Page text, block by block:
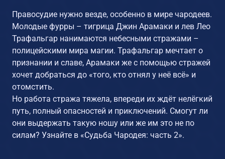
Правосудие нужно везде, особенно в мире чародеев.
Молодые фурры – тигрица Джин Арамаки и лев Лео
Трафальгар нанимаются небесными стражами –
полицейскими мира магии. Трафальгар мечтает о
признании и славе, Арамаки же с помощью стражей
хочет добраться до «того, кто отнял у неё всё» и
отомстить.
Но работа стража тяжела, впереди их ждёт нелёгкий
путь, полный опасностей и приключений. Смогут ли
они выдержать такую ношу или же им это не по
силам? Узнайте в «Судьба Чародея: часть 2».